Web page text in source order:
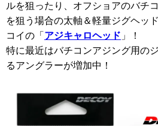
ルを狙ったり、オフショアのバチ
を狙う場合の太軸＆軽量ジグヘッ
コイの「 アジキャロヘッド 」！
特に最近はバチコンアジング用の
るアングラーが増加中！